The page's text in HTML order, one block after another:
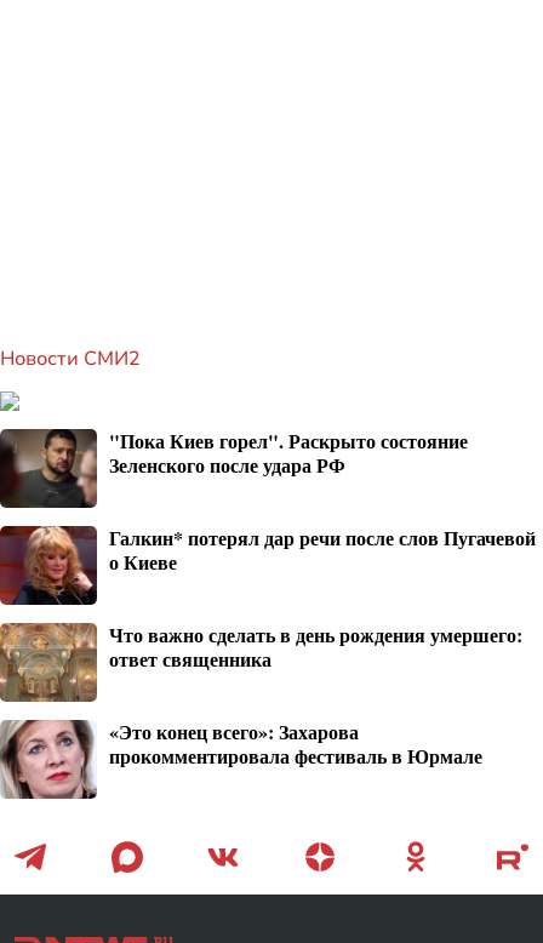
Новости СМИ2
"Пока Киев горел". Раскрыто состояние
Зеленского после удара РФ
Галкин* потерял дар речи после слов Пугачевой
о Киеве
Что важно сделать в день рождения умершего:
ответ священника
«Это конец всего»: Захарова
прокомментировала фестиваль в Юрмале